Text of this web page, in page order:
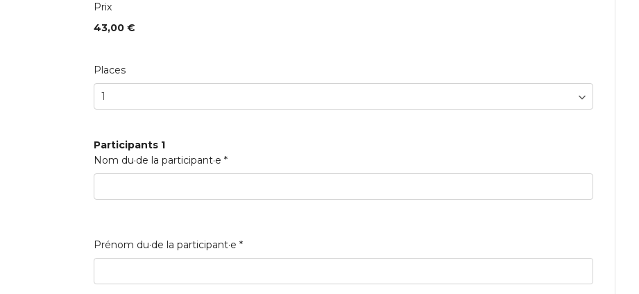
Prix
43,00 €
Places
Participants 1
Nom du·de la participant·e *
Prénom du·de la participant·e *